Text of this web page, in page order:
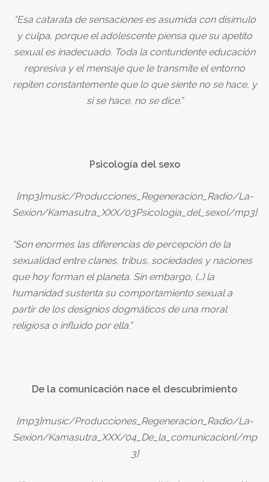
“Esa catarata de sensaciones es asumida con disimulo
y culpa, porque el adolescente piensa que su apetito
sexual es inadecuado. Toda la contundente educación
represiva y el mensaje que le transmite el entorno
repiten constantemente que lo que siente no se hace, y
si se hace, no se dice.”
Psicología del sexo
{mp3}music/Producciones_Regeneracion_Radio/La-
Sexion/Kamasutra_XXX/03Psicologia_del_sexo{/mp3}
“Son enormes las diferencias de percepción de la
sexualidad entre clanes, tribus, sociedades y naciones
que hoy forman el planeta. Sin embargo, (…) la
humanidad sustenta su comportamiento sexual a
partir de los designios dogmáticos de una moral
religiosa o influido por ella.”
De la comunicación nace el descubrimiento
{mp3}music/Producciones_Regeneracion_Radio/La-
Sexion/Kamasutra_XXX/04_De_la_comunicacion{/mp
3}